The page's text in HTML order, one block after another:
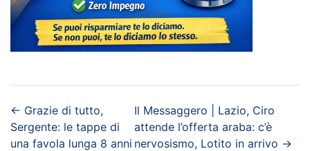
← Grazie di tutto,
Sergente: le tappe di
una favola lunga 8 anni
Il Messaggero | Lazio, Ciro
attende l’offerta araba: c’è
nervosismo, Lotito in arrivo →